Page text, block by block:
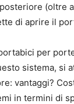
(oltre
di aprire il
per
sistema, si
vantaggi?
in termini di